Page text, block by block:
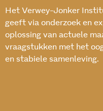
Het Verwey-Jonker
geeft via onderzoek en
oplossing van actuele
vraagstukken met het
en stabiele samenleving.